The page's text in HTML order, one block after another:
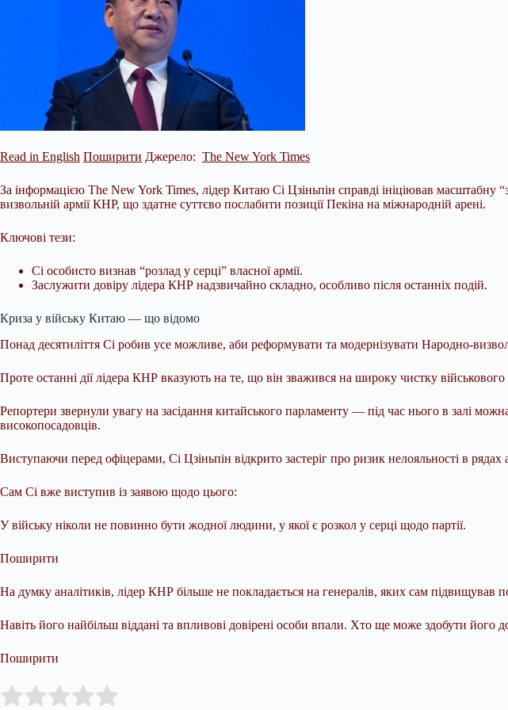
Read in English Поширити Джерело: The New York Times
За інформацією The New York Times, лідер Китаю Сі Цзіньпін справді ініціював масштабну
визвольній армії КНР, що здатне суттєво послабити позиції Пекіна на міжнародній арені.
Ключові тези:
Сі особисто визнав “розлад у серці” власної армії.
Заслужити довіру лідера КНР надзвичайно складно, особливо після останніх подій.
Криза у війську Китаю — що відомо
Понад десятиліття Сі робив усе можливе, аби реформувати та модернізувати Народно-
Проте останні дії лідера КНР вказують на те, що він зважився на широку чистку
Репортери звернули увагу на засідання китайського парламенту — під час нього в залі
високопосадовців.
Виступаючи перед офіцерами, Сі Цзіньпін відкрито застеріг про ризик нелояльності в рядах
Сам Сі вже виступив із заявою щодо цього:
У війську ніколи не повинно бути жодної людини, у якої є розкол у серці щодо партії.
Поширити
На думку аналітиків, лідер КНР більше не покладається на генералів, яких сам підвищував
Навіть його найбільш віддані та впливові довірені особи впали. Хто ще може здобути
Поширити
Rate this item: